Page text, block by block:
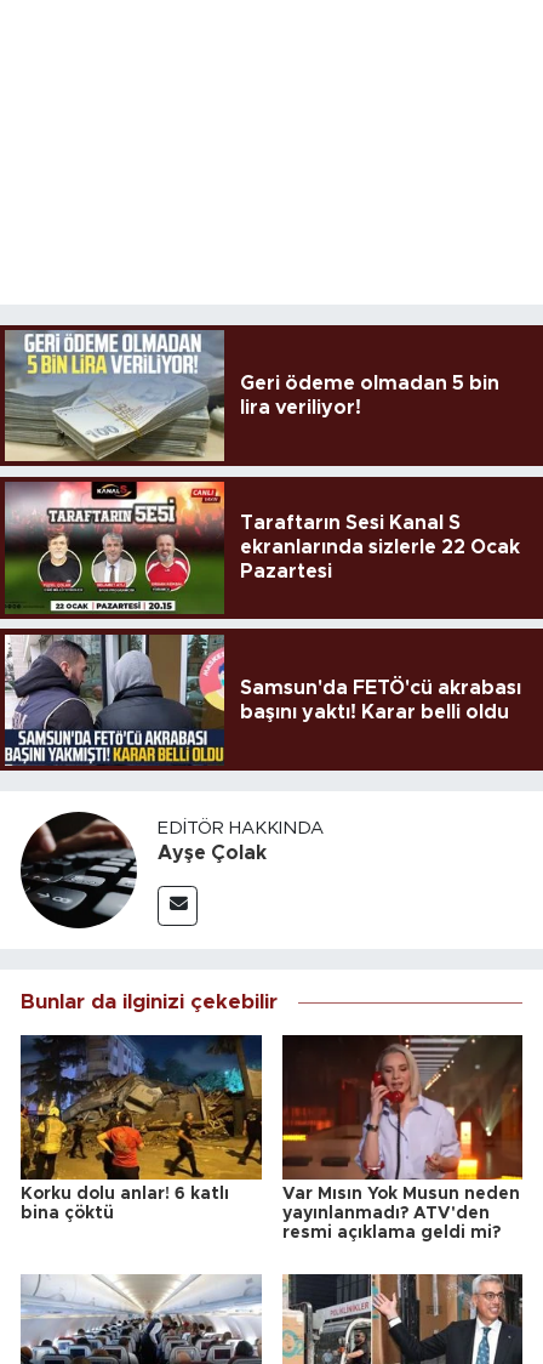
Geri ödeme olmadan 5 bin
lira veriliyor!
Taraftarın Sesi Kanal S
ekranlarında sizlerle 22 Ocak
Pazartesi
Samsun'da FETÖ'cü akrabası
başını yaktı! Karar belli oldu
EDITÖR HAKKINDA
Ayşe Çolak
Bunlar da ilginizi çekebilir
Korku dolu anlar! 6 katlı
bina çöktü
Var Mısın Yok Musun neden
yayınlanmadı? ATV'den
resmi açıklama geldi mi?